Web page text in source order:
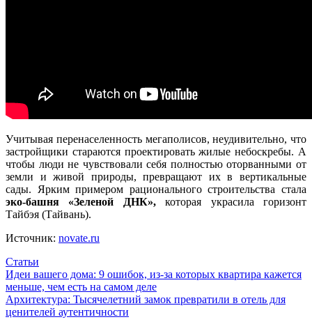
Учитывая перенаселенность мегаполисов, неудивительно, что
застройщики стараются проектировать жилые небоскребы. А
чтобы люди не чувствовали себя полностью оторванными от
земли и живой природы, превращают их в вертикальные
сады. Ярким примером рационального строительства стала
эко-башня «Зеленой ДНК»,которая украсила горизонт
Тайбэя (Тайвань).
Источник: novate.ru
Статьи
Навигация
по
записям
Идеи вашего дома: 9 ошибок, из-за которых квартира кажется
меньше, чем есть на самом деле
Архитектура: Тысячелетний замок превратили в отель для
ценителей аутентичности